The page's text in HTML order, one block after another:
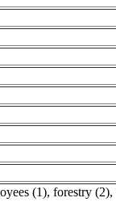
(1), forestry (2),